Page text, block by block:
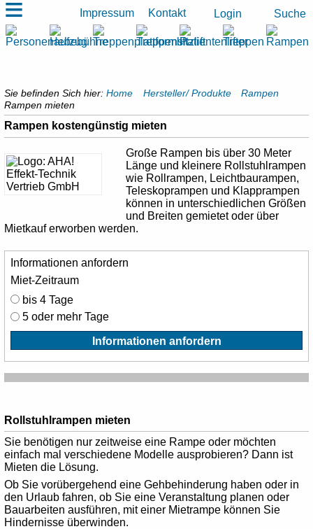
Impressum Kontakt Login Suche
≡
Sie befinden Sich hier:Home Hersteller/ Produkte
Rampen
Rampen mieten
Rampen kostengünstig mieten
Große Rampen bis über 30 Meter
Länge und kleinere Rollstuhlrampen
wie Rollrampen, Leichtbaurampen,
Teleskoprampen und Klapprampen
können in unterschiedlichen Größen
und Breiten gemietet oder über
Mietkauf erworben werden.
Informationen anfordern
Miet-Zeitraum
bis 4 Tage
5 oder mehr Tage
Informationen anfordern
Rollstuhlrampen mieten
Sie benötigen nur zeitweise eine Rampe oder möchten
einfach mal verschiedene Modelle ausprobieren? Dann ist
Mieten die Lösung.
Ob Sie vorübergehend eine Gehbehinderung haben oder in
den Urlaub fahren, ob Sie eine Veranstaltung planen oder
Bauarbeiten ausführen, mit einer Mietrampe können Sie
Hindernisse überwinden.